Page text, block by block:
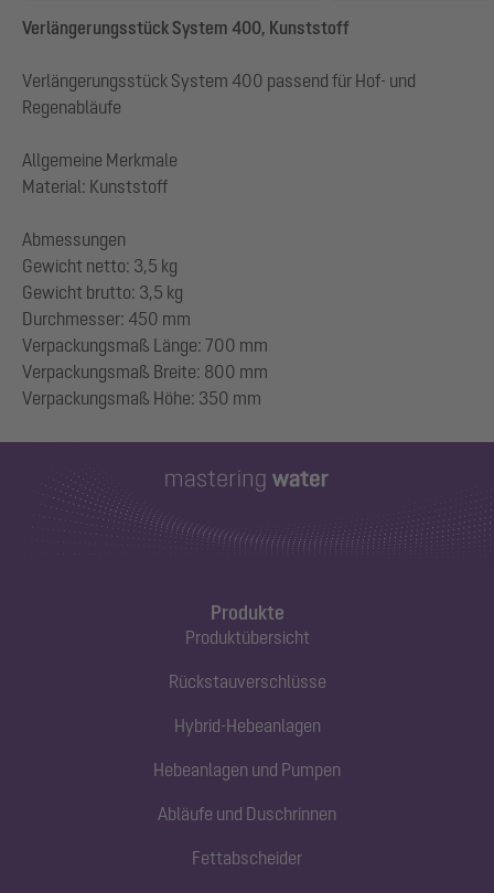
Verlängerungsstück System 400, Kunststoff
Verlängerungsstück System 400 passend für Hof- und
Regenabläufe
Allgemeine Merkmale
Material: Kunststoff
Abmessungen
Gewicht netto: 3,5 kg
Gewicht brutto: 3,5 kg
Durchmesser: 450 mm
Verpackungsmaß Länge: 700 mm
Verpackungsmaß Breite: 800 mm
Produkte
Produktübersicht
Rückstauverschlüsse
Hybrid-Hebeanlagen
Hebeanlagen und Pumpen
Abläufe und Duschrinnen
Fettabscheider